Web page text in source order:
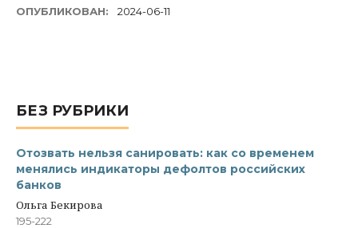
ОПУБЛИКОВАН: 2024-06-11
БЕЗ РУБРИКИ
Отозвать нельзя санировать: как со временем
менялись индикаторы дефолтов российских
банков
Ольга Бекирова
195-222